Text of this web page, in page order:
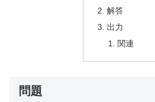
解答
出力
関連
問題